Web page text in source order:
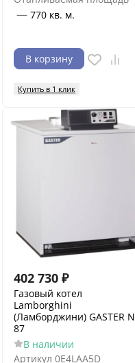
— 770 кв. м.
В корзину
Купить в 1 клик
402 730 ₽
Газовый котел
Lamborghini
(Ламборджини) GASTER N
87
В наличии
Артикул 0E4LAA5D